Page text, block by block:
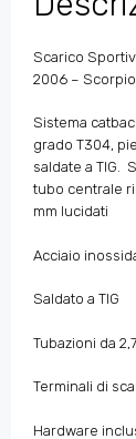
Scarico
2006 –
Sistema
grado T304,
saldate a TIG.
tubo centrale
mm lucidati
Acciaio
Saldato a TIG
Tubazioni da
Terminali di
Hardware